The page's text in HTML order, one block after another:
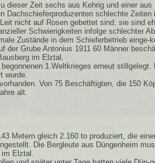
dieser Zeit sechs aus Kehrig und einer
Dachschieferproduzenten schlechte
nicht auf Rosen gebettet sind; sie sind
Schwierigkeiten infolge schlechter
Zustände in dem Schieferbetrieb
der Grube Antonius 1911 60 Männer
im Elztal.
1.Weltkrieges erneut
wurde.
Von 75 Beschäftigten, die 150
alt.
Metern gleich 2.160 to produziert, die
Die Bergleute aus Düngenheim
im Elztal.